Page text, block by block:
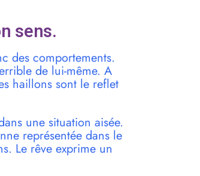
sens.
des comportements.
de lui-même. A
haillons sont le reflet
une situation aisée.
représentée dans le
Le rêve exprime un